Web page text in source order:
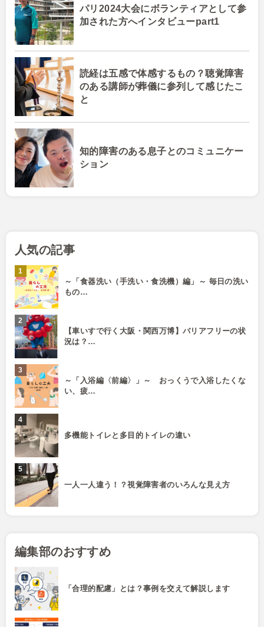
パリ2024大会にボランティアとして参
加された方へインタビューpart1
読経は五感で体感するもの？聴覚障害
のある講師が葬儀に参列して感じたこ
と
知的障害のある息子とのコミュニケー
ション
人気の記事
～「食器洗い（手洗い・食洗機）編」～ 毎日の洗い
もの…
【車いすで行く大阪・関西万博】バリアフリーの状
況は？…
～「入浴編〈前編〉」～ おっくうで入浴したくな
い、疲…
多機能トイレと多目的トイレの違い
一人一人違う！？視覚障害者のいろんな見え方
編集部のおすすめ
「合理的配慮」とは？事例を交えて解説します